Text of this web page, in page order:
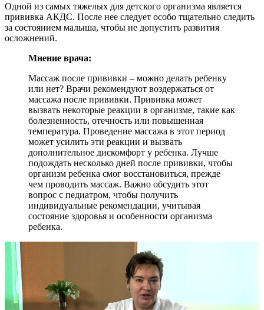
Одной из самых тяжелых для детского организма является
прививка АКДС. После нее следует особо тщательно следить
за состоянием малыша, чтобы не допустить развития
осложнений.
Мнение врача:
Массаж после прививки – можно делать ребенку
или нет? Врачи рекомендуют воздержаться от
массажа после прививки. Прививка может
вызвать некоторые реакции в организме, такие как
болезненность, отечность или повышенная
температура. Проведение массажа в этот период
может усилить эти реакции и вызвать
дополнительное дискомфорт у ребенка. Лучше
подождать несколько дней после прививки, чтобы
организм ребенка смог восстановиться, прежде
чем проводить массаж. Важно обсудить этот
вопрос с педиатром, чтобы получить
индивидуальные рекомендации, учитывая
состояние здоровья и особенности организма
ребенка.